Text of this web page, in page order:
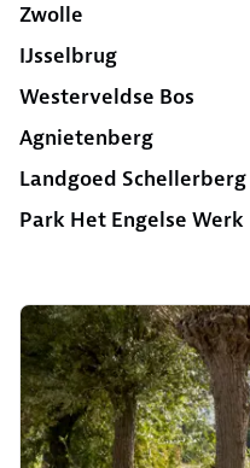
Zwolle
IJsselbrug
Westerveldse Bos
Agnietenberg
Landgoed Schellerberg
Park Het Engelse Werk